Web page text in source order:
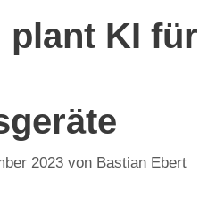
plant KI für
2023 von Bastian Ebert